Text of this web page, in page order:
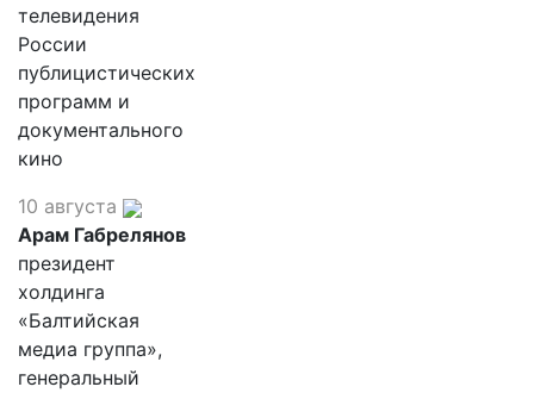
телевидения
России
публицистических
программ и
документального
кино
10 августа
Арам Габрелянов
президент
холдинга
«Балтийская
медиа группа»,
генеральный